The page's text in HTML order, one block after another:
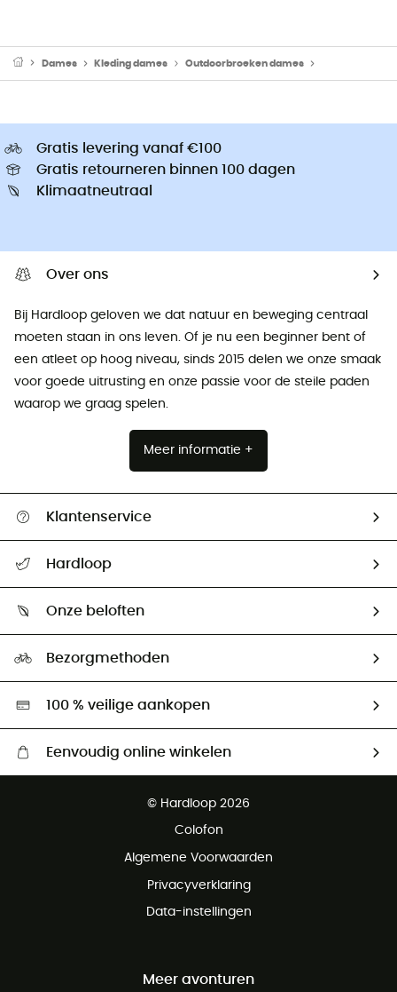
Dames Kleding dames Outdoorbroeken dames
Gratis levering vanaf €100
Gratis retourneren binnen 100 dagen
Klimaatneutraal
Over ons
Bij Hardloop geloven we dat natuur en beweging centraal
moeten staan ​​in ons leven. Of je nu een beginner bent of
een atleet op hoog niveau, sinds 2015 delen we onze smaak
voor goede uitrusting en onze passie voor de steile paden
waarop we graag spelen.
Meer informatie +
Klantenservice
Mijn zending volgen
Retourzendingen & Terugbetalingen
Hardloop
Ambassadeurs
Onze beloften
Hardgreen
Bezorgmethoden
100 % veilige aankopen
Eenvoudig online winkelen
Gratis retourneren binnen 100 dagen
© Hardloop 2026
Colofon
Algemene Voorwaarden
Privacyverklaring
Data-instellingen
Meer avonturen